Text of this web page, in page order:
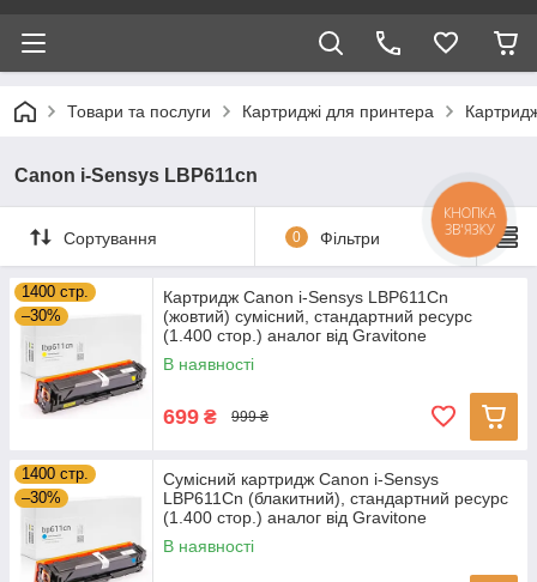
Товари та послуги Картриджі для принтера
Canon i-Sensys LBP611cn
Сортування 0 Фільтри
1400 стр.
–30%
Картридж Canon i-Sensys LBP611Cn
(жовтий) сумісний, стандартний ресурс
(1.400 стор.) аналог від Gravitone
В наявності
699 ₴ 999 ₴
1400 стр.
–30%
Сумісний картридж Canon i-Sensys
LBP611Cn (блакитний), стандартний ресурс
(1.400 стор.) аналог від Gravitone
В наявності
КНОПКА
ЗВ'ЯЗКУ